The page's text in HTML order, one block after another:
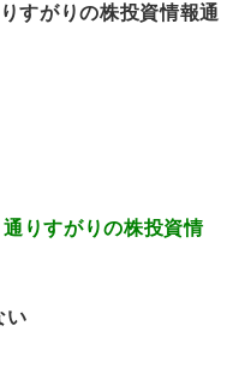
すがりの株投資情報通
りすがりの株投資情
い